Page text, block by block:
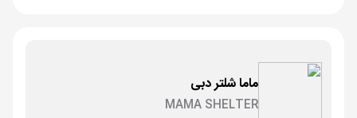
ماما شلتر دبی
MAMA SHELTER